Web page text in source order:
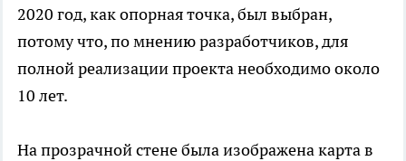
2020 год, как опорная точка, был выбран,
потому что, по мнению разработчиков, для
полной реализации проекта необходимо около
10 лет.
На прозрачной стене была изображена карта в